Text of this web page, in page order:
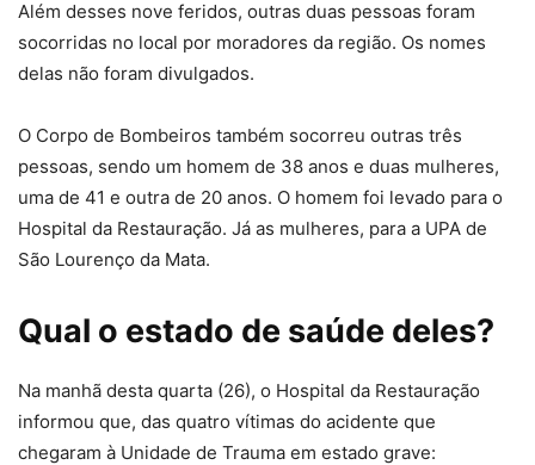
Além desses nove feridos, outras duas pessoas foram
socorridas no local por moradores da região. Os nomes
delas não foram divulgados.
O Corpo de Bombeiros também socorreu outras três
pessoas, sendo um homem de 38 anos e duas mulheres,
uma de 41 e outra de 20 anos. O homem foi levado para o
Hospital da Restauração. Já as mulheres, para a UPA de
São Lourenço da Mata.
Qual o estado de saúde deles?
Na manhã desta quarta (26), o Hospital da Restauração
informou que, das quatro vítimas do acidente que
chegaram à Unidade de Trauma em estado grave: